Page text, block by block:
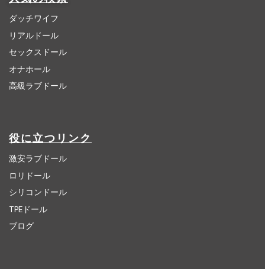
ダッチワイフ
リアルドール
セックスドール
オナホール
高級ラブドール
役に立つリンク
激安ラブドール
ロリドール
シリコンドール
TPEドール
ブログ